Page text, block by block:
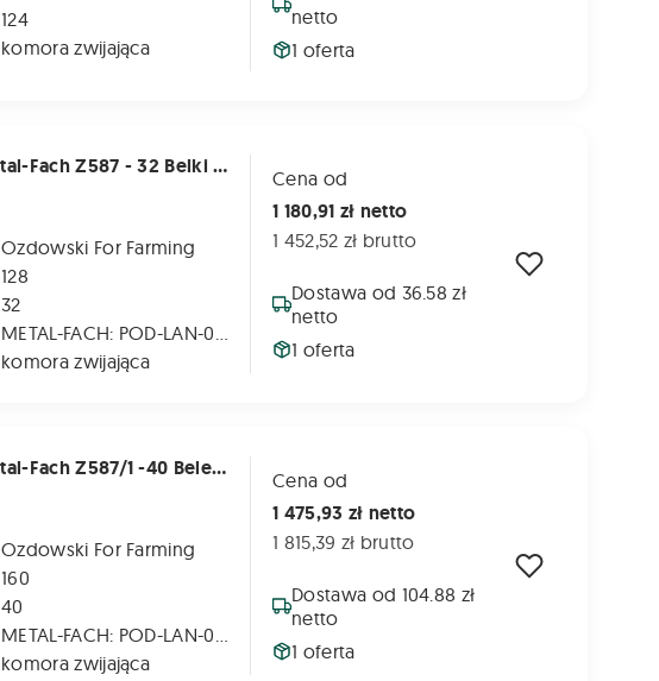
124
komora zwijająca
netto
1 oferta
Łańcuch Komory Prasy Metal-Fach Z587 - 32 Belki (co 20 cm) Jedna Strona
Ozdowski For Farming
128
32
komora zwijająca
Cena od
1 180,91 zł netto
1 452,52 zł brutto
Dostawa od 36.58 zł
netto
1 oferta
Łańcuch Komory Prasy Metal-Fach Z587/1 -40 Belek (co 20 cm) Jedna Strona
Ozdowski For Farming
160
40
komora zwijająca
Cena od
1 475,93 zł netto
1 815,39 zł brutto
Dostawa od 104.88 zł
netto
1 oferta